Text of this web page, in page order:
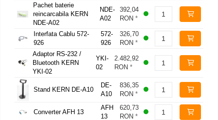
Pachet baterie
reincarcabila KERN
NDE-A02
NDE-
A02
392,04
RON *
Interfata Cablu 572-
926
572-
926
326,70
RON*
Adaptor RS-232 /
Bluetooth KERN
YKI-02
YKI-
02
2.482,92
RON *
Stand KERN DE-A10
DE-
A10
836,35
RON*
Converter AFH 13
AFH
13
620,73
RON*